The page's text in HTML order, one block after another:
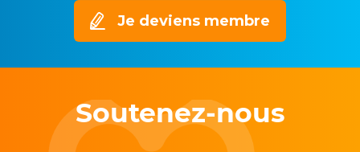
Je deviens membre
Soutenez-nous